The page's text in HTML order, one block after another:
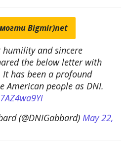
Bigmir)net
humility and sincere
the below letter with
It has been a profound
American people as DNI.
(@DNIGabbard) May 22,